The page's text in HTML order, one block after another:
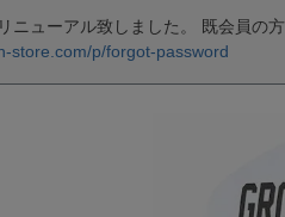
ニューアル致しました。 既会員の
store.com/p/forgot-password